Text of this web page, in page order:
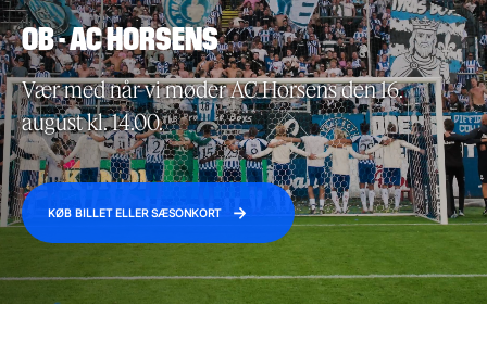
OB - AC HORSENS
Vær med når vi møder AC Horsens den 16.
august kl. 14.00.
KØB BILLET ELLER SÆSONKORT